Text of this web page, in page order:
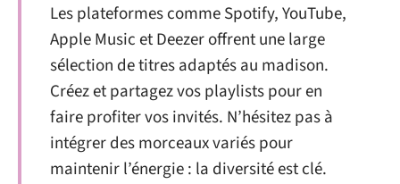
Les plateformes comme Spotify, YouTube,
Apple Music et Deezer offrent une large
sélection de titres adaptés au madison.
Créez et partagez vos playlists pour en
faire profiter vos invités. N’hésitez pas à
intégrer des morceaux variés pour
maintenir l’énergie : la diversité est clé.